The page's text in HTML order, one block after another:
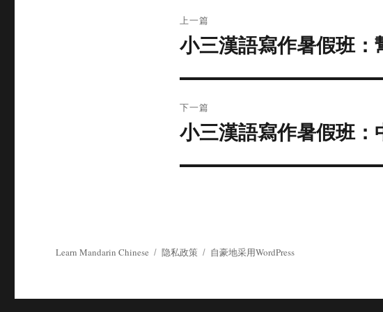
章
上一篇
上
篇
文
小三漢語寫作暑假班
下一篇
下
篇
文
小三漢語寫作暑假班：
Learn Mandarin Chinese 隐私政策 自豪地采用WordPress